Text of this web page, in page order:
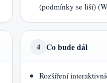
(podmínky se liší)
4 Co bude dál
Rozšíření